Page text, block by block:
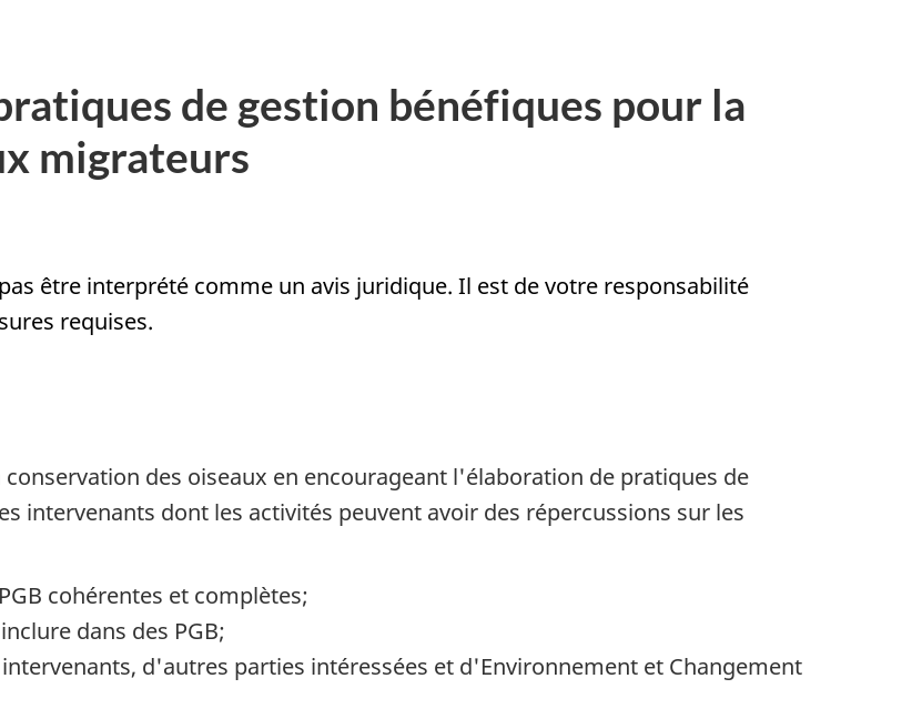
de gestion bénéfiques pour la
migrateurs
être interprété comme un avis juridique. Il est de votre responsabilité
requises.
des oiseaux en encourageant l'élaboration de pratiques de
intervenants dont les activités peuvent avoir des répercussions sur les
cohérentes et complètes;
dans des PGB;
d'autres parties intéressées et d'Environnement et Changement